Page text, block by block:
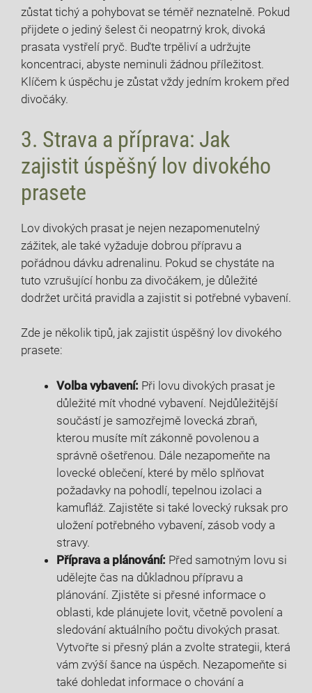
zůstat tichý ​a ‍pohybovat⁣ se téměř neznatelně.‍ Pokud
přijdete o ⁤jediný šelest či neopatrný krok, divoká
prasata vystřelí pryč. Buďte trpěliví a udržujte‍
koncentraci, abyste neminuli ⁣žádnou příležitost.
⁤Klíčem k úspěchu je ‍zůstat vždy jedním⁤ krokem před
divočáky.
3. ​Strava a příprava: Jak⁢
zajistit úspěšný lov ⁤divokého
prasete
Lov divokých prasat ⁢je‍ nejen nezapomenutelný
zážitek, ale také vyžaduje dobrou přípravu ⁢a⁢
pořádnou dávku adrenalinu. Pokud se chystáte na
tuto vzrušující honbu za divočákem, ⁢je důležité
dodržet určitá pravidla a zajistit si potřebné vybavení.
Zde je několik tipů, jak zajistit ⁣úspěšný lov​ divokého
prasete:
Volba vybavení: Při lovu divokých prasat je‍
důležité mít vhodné vybavení. ⁣Nejdůležitější⁣
součástí je samozřejmě ⁤lovecká ⁤zbraň,
kterou musíte mít⁤ zákonně ‍povolenou a
správně ošetřenou. Dále nezapomeňte na
lovecké oblečení, ⁤které by mělo splňovat‍
požadavky ⁣na pohodlí, ⁢tepelnou izolaci a
kamufláž. ‌Zajistěte si také‍ lovecký ruksak pro
uložení potřebného vybavení, zásob vody a​
stravy.
Příprava a plánování: Před samotným lovu si
udělejte čas na důkladnou přípravu a
plánování. Zjistěte si přesné informace o
oblasti,‌ kde plánujete lovit, ‌včetně ⁢povolení a
sledování aktuálního počtu‍ divokých prasat.
Vytvořte si přesný‌ plán a zvolte ​strategii, která
vám zvýší šance na úspěch. Nezapomeňte ⁣si
také dohledat informace o chování a